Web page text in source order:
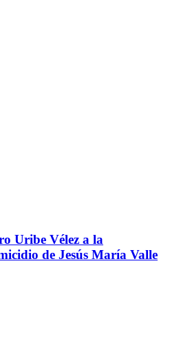
Uribe Vélez a la
de Jesús María Valle